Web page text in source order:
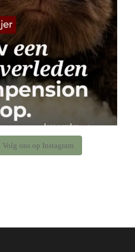
Volg ons op Instagram